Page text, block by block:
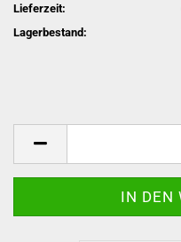
Lieferzeit:
Lagerbestand: